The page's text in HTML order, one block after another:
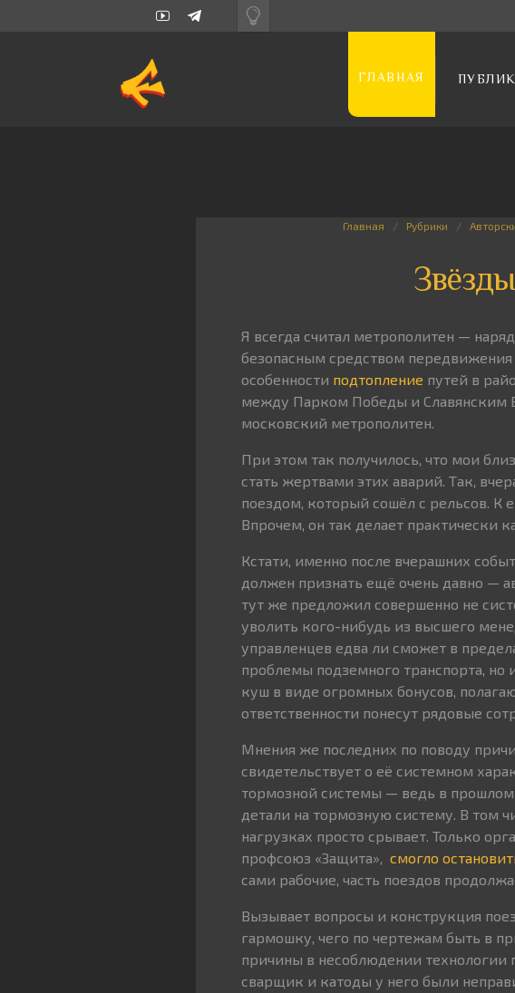
ГЛАВНАЯ
Главная Рубрики
Я всегда считал метрополитен —
безопасным средством
особенности подтопление путей в
между Парком Победы и Славянским
московский метрополитен.
При этом так получилось, что мои
стать жертвами этих аварий. Так,
поездом, который сошёл с рельсов. К
Впрочем, он так делает практически
Кстати, именно после вчерашних
должен признать ещё очень давно —
тут же предложил совершенно не
уволить кого-нибудь из высшего
управленцев едва ли сможет в
проблемы подземного транспорта, но
куш в виде огромных бонусов,
ответственности понесут рядовые
Мнения же последних по поводу
свидетельствует о её системном
тормозной системы — ведь в прошлом
детали на тормозную систему. В том
нагрузках просто срывает. Только
профсоюз «Защита», смогло
сами рабочие, часть поездов
Вызывает вопросы и конструкция
гармошку, чего по чертежам быть в
причины в несоблюдении технологии
сварщик и катоды у него были